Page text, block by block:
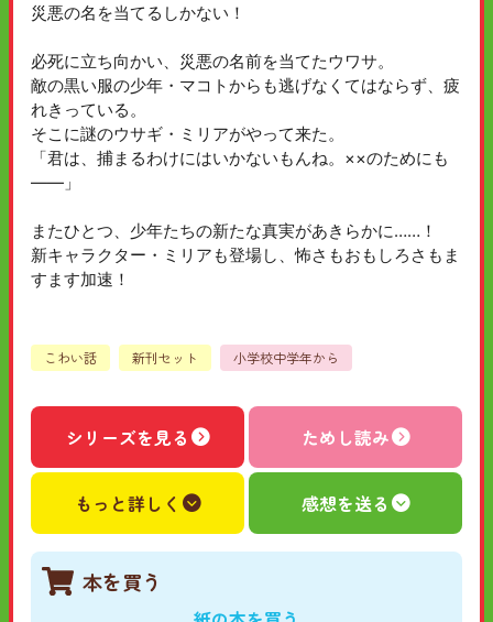
災悪の名を当てるしかない！
必死に立ち向かい、災悪の名前を当てたウワサ。
敵の黒い服の少年・マコトからも逃げなくてはならず、疲
れきっている。
そこに謎のウサギ・ミリアがやって来た。
「君は、捕まるわけにはいかないもんね。××のためにも
――」
またひとつ、少年たちの新たな真実があきらかに……！
新キャラクター・ミリアも登場し、怖さもおもしろさもま
すます加速！
こわい話 新刊セット 小学校中学年から
シリーズを見る ためし読み
もっと詳しく 感想を送る
本を買う